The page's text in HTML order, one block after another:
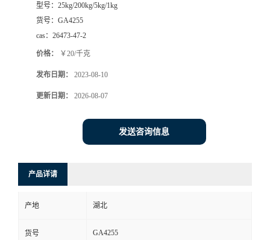
型号： 25kg/200kg/5kg/1kg
货号： GA4255
cas： 26473-47-2
价格： ￥20/千克
发布日期： 2023-08-10
更新日期： 2026-08-07
发送咨询信息
产品详请
产地 湖北
货号 GA4255